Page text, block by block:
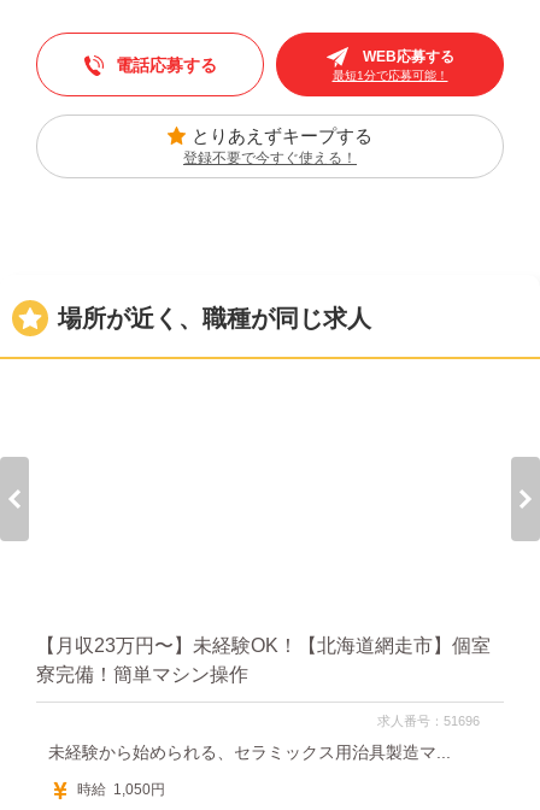
電話応募する WEB応募する
最短1分で応募可能！
とりあえずキープする
登録不要で今すぐ使える！
場所が近く、職種が同じ求人
【月収23万円〜】未経験OK！【北海道網走市】個室
寮完備！簡単マシン操作
求人番号：51696
未経験から始められる、セラミックス用治具製造マ...
時給 1,050円